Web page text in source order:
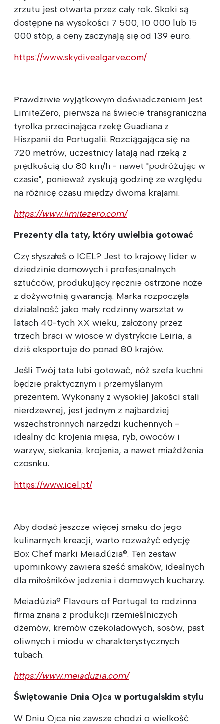
zrzutu jest otwarta przez cały rok. Skoki są
dostępne na wysokości 7 500, 10 000 lub 15
000 stóp, a ceny zaczynają się od 139 euro.
https://www.skydivealgarve.com/
Prawdziwie wyjątkowym doświadczeniem jest
LimiteZero, pierwsza na świecie transgraniczna
tyrolka przecinająca rzekę Guadiana z
Hiszpanii do Portugalii. Rozciągająca się na
720 metrów, uczestnicy latają nad rzeką z
prędkością do 80 km/h - nawet "podróżując w
czasie", ponieważ zyskują godzinę ze względu
na różnicę czasu między dwoma krajami.
https://www.limitezero.com/
Prezenty dla taty, który uwielbia gotować
Czy słyszałeś o ICEL? Jest to krajowy lider w
dziedzinie domowych i profesjonalnych
sztućców, produkujący ręcznie ostrzone noże
z dożywotnią gwarancją. Marka rozpoczęła
działalność jako mały rodzinny warsztat w
latach 40-tych XX wieku, założony przez
trzech braci w wiosce w dystrykcie Leiria, a
dziś eksportuje do ponad 80 krajów.
Jeśli Twój tata lubi gotować, nóż szefa kuchni
będzie praktycznym i przemyślanym
prezentem. Wykonany z wysokiej jakości stali
nierdzewnej, jest jednym z najbardziej
wszechstronnych narzędzi kuchennych -
idealny do krojenia mięsa, ryb, owoców i
warzyw, siekania, krojenia, a nawet miażdżenia
czosnku.
https://www.icel.pt/
Aby dodać jeszcze więcej smaku do jego
kulinarnych kreacji, warto rozważyć edycję
Box Chef marki Meia.dúzia®. Ten zestaw
upominkowy zawiera sześć smaków, idealnych
dla miłośników jedzenia i domowych kucharzy.
Meia.dúzia® Flavours of Portugal to rodzinna
firma znana z produkcji rzemieślniczych
dżemów, kremów czekoladowych, sosów, past
oliwnych i miodu w charakterystycznych
tubach.
https://www.meiaduzia.com/
Świętowanie Dnia Ojca w portugalskim stylu
W Dniu Ojca nie zawsze chodzi o wielkość